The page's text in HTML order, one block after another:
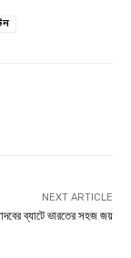
NEXT ARTICLE
ব্যাটে ভারতের সহজ জয়